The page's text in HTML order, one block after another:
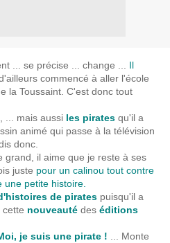
... se précise ... change ... Il
d'ailleurs commencé à aller l'école
la Toussaint. C'est donc tout
... mais aussi les pirates qu'il a
animé qui passe à la télévision
donc.
grand, il aime que je reste à ses
juste pour un calinou tout contre
petite histoire.
de pirates puisqu'il a
cette nouveauté des éditions
je suis une pirate ! ... Monte